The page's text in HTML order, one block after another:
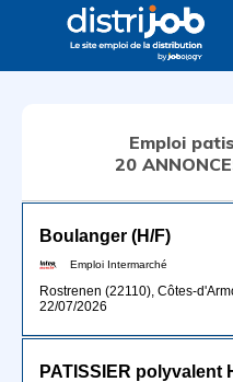
Emploi
20
Boulanger (H/F)
Emploi Intermarché
Rostrenen (22110), Côtes-
22/07/2026
PATISSIER polyvalent